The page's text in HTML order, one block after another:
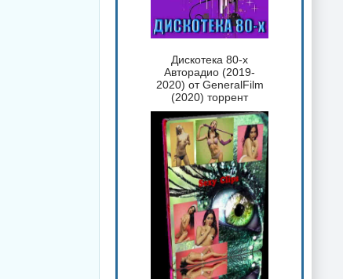
Дискотека 80-х
Авторадио (2019-
2020) от GeneralFilm
(2020) торрент